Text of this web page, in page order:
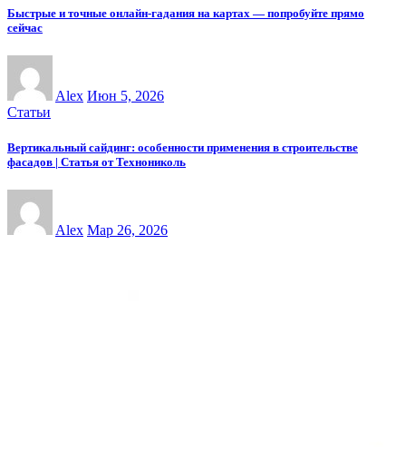
Быстрые и точные онлайн-гадания на картах — попробуйте прямо
сейчас
Alex Июн 5, 2026
Статьи
Вертикальный сайдинг: особенности применения в строительстве
фасадов | Статья от Технониколь
Alex Мар 26, 2026